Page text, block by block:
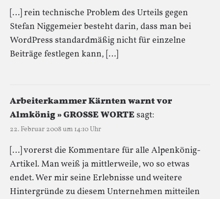
[…] rein technische Problem des Urteils gegen
Stefan Niggemeier besteht darin, dass man bei
WordPress standardmäßig nicht für einzelne
Beiträge festlegen kann, […]
Arbeiterkammer Kärnten warnt vor
Almkönig » GROSSE WORTEsagt:
22. Februar 2008 um 14:10 Uhr
[…] vorerst die Kommentare für alle Alpenkönig-
Artikel. Man weiß ja mittlerweile, wo so etwas
endet. Wer mir seine Erlebnisse und weitere
Hintergründe zu diesem Unternehmen mitteilen